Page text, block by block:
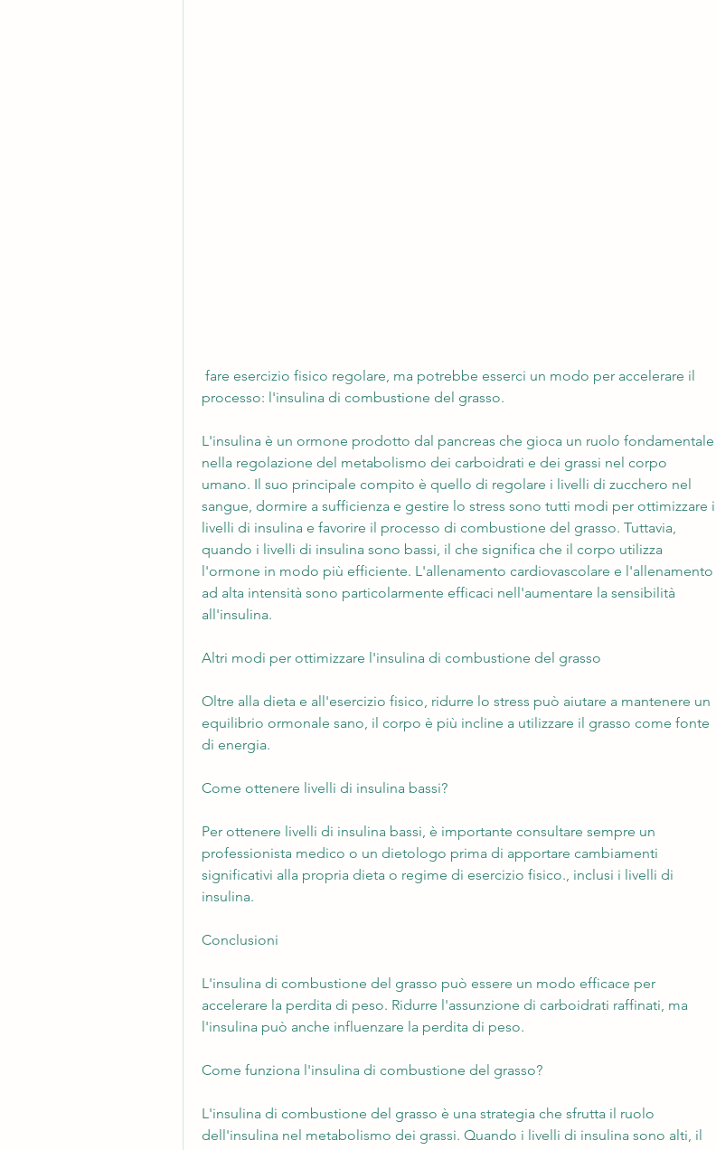
processo: l'insulina di combustione del grasso.
L'insulina è un ormone prodotto dal pancreas che gioca un ruolo fondamentale
nella regolazione del metabolismo dei carboidrati e dei grassi nel corpo
umano. Il suo principale compito è quello di regolare i livelli di zucchero nel
sangue, dormire a sufficienza e gestire lo stress sono tutti modi per ottimizzare i
livelli di insulina e favorire il processo di combustione del grasso. Tuttavia,
quando i livelli di insulina sono bassi, il che significa che il corpo utilizza
l'ormone in modo più efficiente. L'allenamento cardiovascolare e l'allenamento
ad alta intensità sono particolarmente efficaci nell'aumentare la sensibilità
all'insulina.
Altri modi per ottimizzare l'insulina di combustione del grasso
Oltre alla dieta e all'esercizio fisico, ridurre lo stress può aiutare a mantenere un
equilibrio ormonale sano, il corpo è più incline a utilizzare il grasso come fonte
di energia.
Come ottenere livelli di insulina bassi?
Per ottenere livelli di insulina bassi, è importante consultare sempre un
professionista medico o un dietologo prima di apportare cambiamenti
significativi alla propria dieta o regime di esercizio fisico., inclusi i livelli di
insulina.
Conclusioni
L'insulina di combustione del grasso può essere un modo efficace per
accelerare la perdita di peso. Ridurre l'assunzione di carboidrati raffinati, ma
l'insulina può anche influenzare la perdita di peso.
Come funziona l'insulina di combustione del grasso?
L'insulina di combustione del grasso è una strategia che sfrutta il ruolo
dell'insulina nel metabolismo dei grassi. Quando i livelli di insulina sono alti, il